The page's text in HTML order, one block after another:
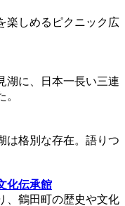
楽しめるピクニック広
湖に、日本一長い三連
。
は格別な存在。語りつ
化伝承館
、鶴田町の歴史や文化